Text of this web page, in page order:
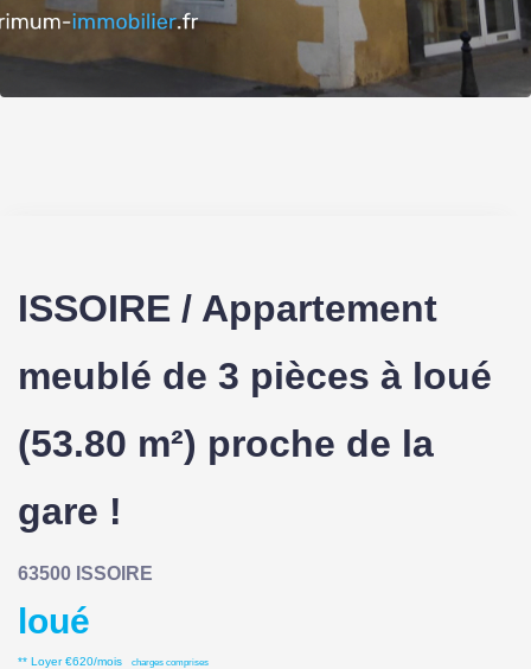
ISSOIRE / Appartement
meublé de 3 pièces à loué
(53.80 m²) proche de la
gare !
63500 ISSOIRE
loué
** Loyer €620/mois charges comprises